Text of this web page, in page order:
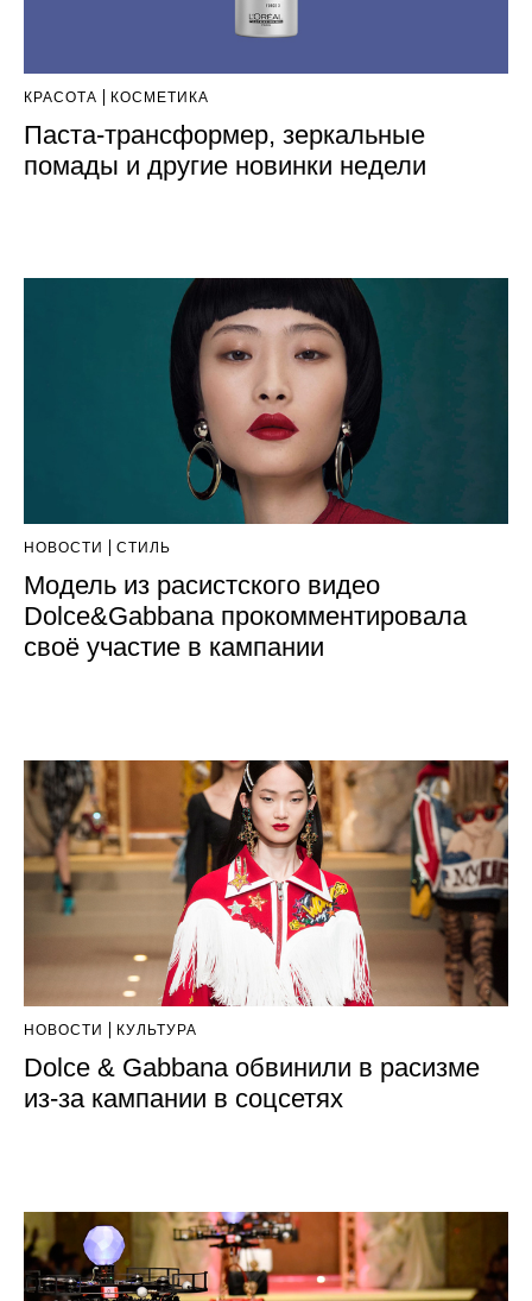
КРАСОТА КОСМЕТИКА
Паста-трансформер, зеркальные
помады и другие новинки недели
НОВОСТИ СТИЛЬ
Модель из расистского видео
Dolce&Gabbana прокомментировала
своё участие в кампании
НОВОСТИ КУЛЬТУРА
Dolce & Gabbana обвинили в расизме
из-за кампании в соцсетях